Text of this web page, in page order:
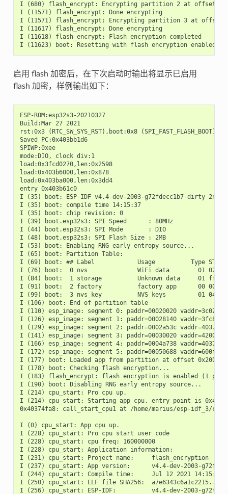
I (680) flash_encrypt: Encrypting partition 2 at offset
I (11571) flash_encrypt: Done encrypting
I (11571) flash_encrypt: Encrypting partition 3 at offset
I (11617) flash_encrypt: Done encrypting
I (11618) flash_encrypt: Flash encryption completed
启用 flash 加密后，在下次启动时输出将显示已启用
flash 加密，样例输出如下：
ESP-ROM:esp32s3-20210327
Build:Mar 27 2021
rst:0x3 (RTC_SW_SYS_RST),boot:0x8 (SPI_FAST_FLASH_BOOT)
Saved PC:0x403bb1d6
SPIWP:0xee
mode:DIO, clock div:1
load:0x3fcd0270,len:0x2598
load:0x403b6000,len:0x878
load:0x403ba000,len:0x3dd4
entry 0x403b61c0
I (35) boot: ESP-IDF v4.4-dev-2003-g72fdecc1b7-dirty 2nd
I (35) boot: compile time 14:15:37
I (35) boot: chip revision: 0
I (39) boot.esp32s3: SPI Speed      : 80MHz
I (44) boot.esp32s3: SPI Mode       : DIO
I (48) boot.esp32s3: SPI Flash Size : 2MB
I (53) boot: Enabling RNG early entropy source...
I (65) boot: Partition Table:
I (69) boot: ## Label            Usage          Type ST
I (76) boot:  0 nvs              WiFi data        01 02
I (84) boot:  1 storage          Unknown data     01 ff
I (91) boot:  2 factory          factory app      00 00
I (99) boot:  3 nvs_key          NVS keys         01 04
I (106) boot: End of partition table
I (110) esp_image: segment 0: paddr=00020020
I (126) esp_image: segment 1: paddr=00028140
I (129) esp_image: segment 2: paddr=0002a53c
I (141) esp_image: segment 3: paddr=00030020
I (166) esp_image: segment 4: paddr=0004a738
I (172) esp_image: segment 5: paddr=00050688
I (177) boot: Loaded app from partition at offset 0x20000
I (178) boot: Checking flash encryption...
I (183) flash_encrypt: flash encryption is enabled (1
I (190) boot: Disabling RNG early entropy source...
I (214) cpu_start: Pro cpu up.
I (214) cpu_start: Starting app cpu, entry point is
0x40374fa8: call_start_cpu1 at /home/marius/esp-idf_3/
I (0) cpu_start: App cpu up.
I (228) cpu_start: Pro cpu start user code
I (228) cpu_start: cpu freq: 160000000
I (228) cpu_start: Application information:
I (231) cpu_start: Project name:     flash_encryption
I (237) cpu_start: App version:      v4.4-dev-2003-
I (244) cpu_start: Compile time:     Jul 12 2021 14:15:34
I (250) cpu_start: ELF file SHA256:  a7e6343c6a1c2215...
I (256) cpu_start: ESP-IDF:          v4.4-dev-2003-